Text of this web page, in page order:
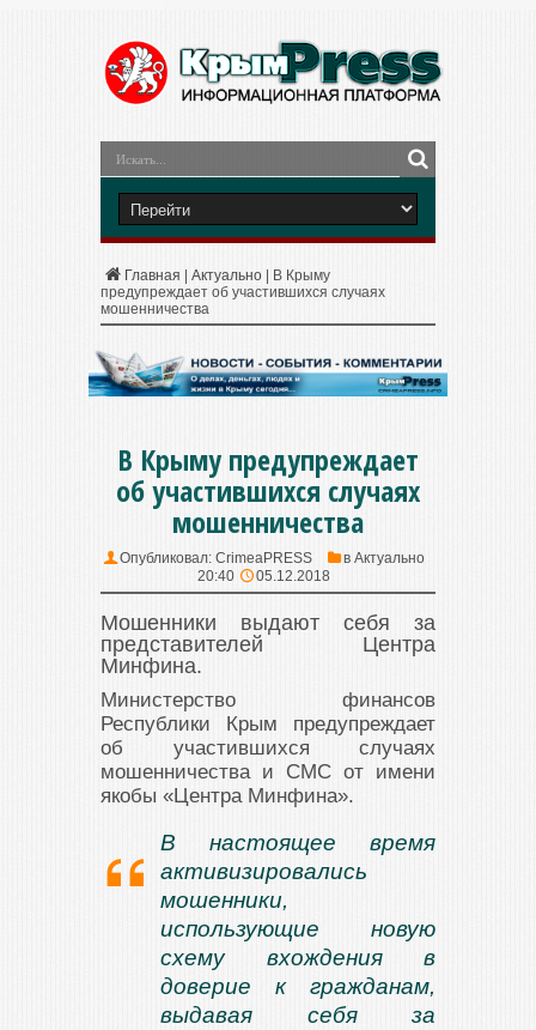
Главная Актуально
В Крыму
предупреждает об участившихся случаях
мошенничества
В Крыму предупреждает
об участившихся случаях
мошенничества
Опубликовал: CrimeaPRESS в Актуально
20:40
05.12.2018
Мошенники выдают себя за
представителей Центра
Минфина.
Министерство финансов
Республики Крым предупреждает
об участившихся случаях
мошенничества и СМС от имени
якобы «Центра Минфина».
В настоящее время
активизировались
мошенники,
использующие новую
схему вхождения в
доверие к гражданам,
выдавая себя за